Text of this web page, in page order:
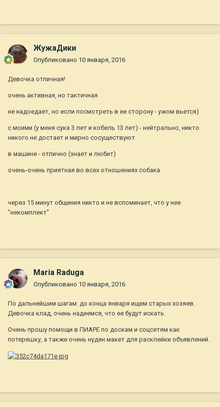
ЖужаДики
Опубликовано 10 января, 2016
Девочка отличная!
очень активная, но тактичная
не надоедает, но если посмотреть в ее сторону - ужом вьется)
с моими (у меня сука 3 лет и кобель 13 лет) - нейтрально, никто
никого не достает и мирно сосуществуют
в машине - отлично (знает и любит)
очень-очень приятная во всех отношениях собака
через 15 минут общения никто и не вспоминает, что у нее
"некомплект"
Maria Raduga
Опубликовано 10 января, 2016
По дальнейшим шагам: до конца января ищем старых хозяев.
Девочка клад, очень надеемся, что ее будут искать.
Очень прошу помощи в ПИАРЕ по доскам и соцсетям как
потеряшку, а также очень нуден макет для расклейки объявлений.